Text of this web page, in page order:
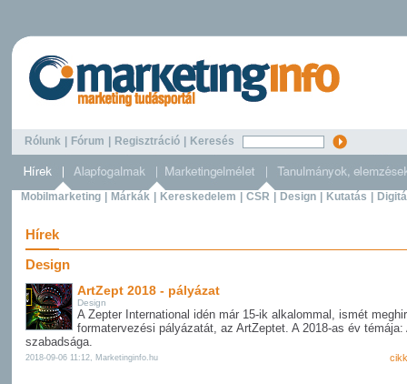
Rólunk Fórum Regisztráció Keresés
Mobilmarketing Márkák Kereskedelem CSR Design Kutatás
Hírek
Design
ArtZept 2018 - pályázat
Design
A Zepter International idén már 15-ik alkalommal, ismét
formatervezési pályázatát, az ArtZeptet. A 2018-as év témája:
szabadsága.
2018-09-06 11:12, Marketinginfo.hu